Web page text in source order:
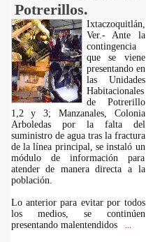
Potrerillos.
Ixtaczoquitlán,
Ver.- Ante la
contingencia
que se viene
presentando en
las Unidades
Habitacionales
de Potrerillo
1,2 y 3; Manzanales, Colonia
Arboledas por la falta del
suministro de agua tras la fractura
de la línea principal, se instaló un
módulo de información para
atender de manera directa a la
población.
Lo anterior para evitar por todos
los medios, se continúen
presentando malentendidos